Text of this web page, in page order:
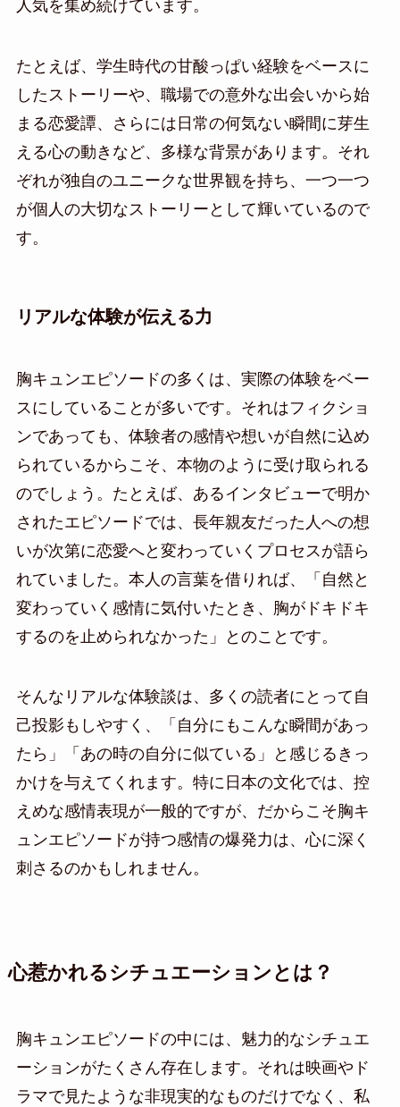
人気を集め続けています。
たとえば、学生時代の甘酸っぱい経験をベースに
したストーリーや、職場での意外な出会いから始
まる恋愛譚、さらには日常の何気ない瞬間に芽生
える心の動きなど、多様な背景があります。それ
ぞれが独自のユニークな世界観を持ち、一つ一つ
が個人の大切なストーリーとして輝いているので
す。
リアルな体験が伝える力
胸キュンエピソードの多くは、実際の体験をベー
スにしていることが多いです。それはフィクショ
ンであっても、体験者の感情や想いが自然に込め
られているからこそ、本物のように受け取られる
のでしょう。たとえば、あるインタビューで明か
されたエピソードでは、長年親友だった人への想
いが次第に恋愛へと変わっていくプロセスが語ら
れていました。本人の言葉を借りれば、「自然と
変わっていく感情に気付いたとき、胸がドキドキ
するのを止められなかった」とのことです。
そんなリアルな体験談は、多くの読者にとって自
己投影もしやすく、「自分にもこんな瞬間があっ
たら」「あの時の自分に似ている」と感じるきっ
かけを与えてくれます。特に日本の文化では、控
えめな感情表現が一般的ですが、だからこそ胸キ
ュンエピソードが持つ感情の爆発力は、心に深く
刺さるのかもしれません。
心惹かれるシチュエーションとは？
胸キュンエピソードの中には、魅力的なシチュエ
ーションがたくさん存在します。それは映画やド
ラマで見たような非現実的なものだけでなく、私